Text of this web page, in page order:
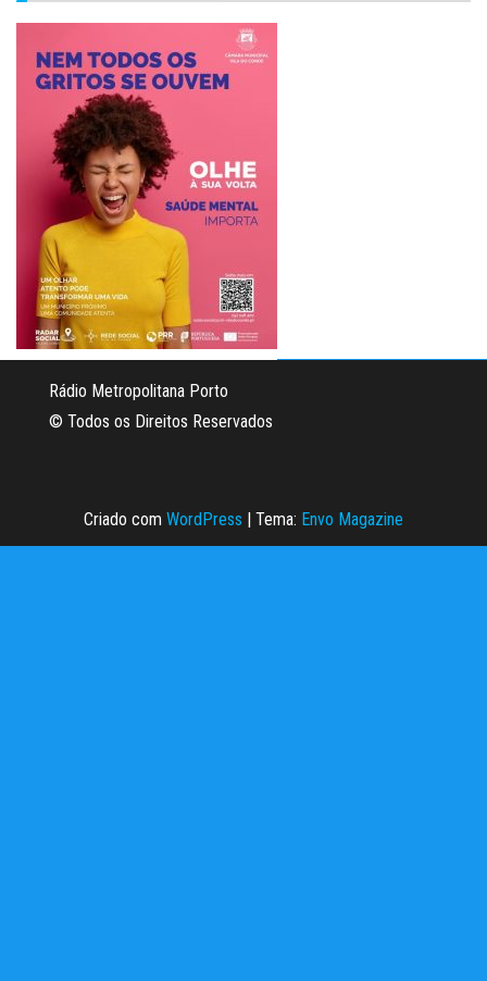
Rádio Metropolitana Porto
© Todos os Direitos Reservados
Criado com WordPress | Tema: Envo Magazine